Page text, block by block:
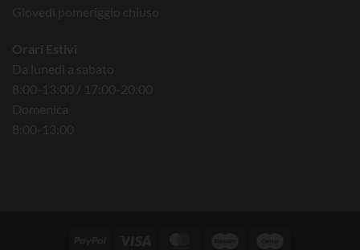
Giovedì pomeriggio chiuso
Orari Estivi
Da lunedì a sabato
8:00-13:00 / 17:00-20:00
Domenica
8:00-13:00